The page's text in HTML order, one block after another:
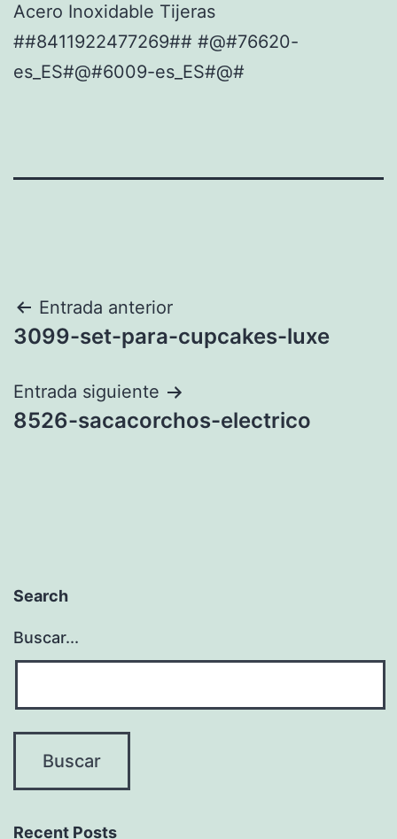
Acero Inoxidable Tijeras
##8411922477269## #@#76620-
es_ES#@#6009-es_ES#@#
Navegación
de
entradas
Entrada anterior
3099-set-para-cupcakes-luxe
Entrada siguiente
8526-sacacorchos-electrico
Search
Buscar...
Recent Posts